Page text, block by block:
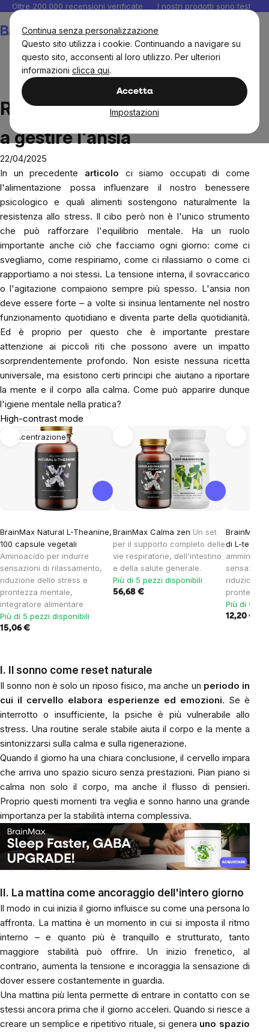
Continua senza personalizzazione
Questo sito utilizza i cookie. Continuando a navigare su
questo sito, acconsenti al loro utilizzo. Per ulteriori
informazioni clicca qui.
Accetta
Impostazioni
Salta
contenuto
Oltre 200.000 recensioni verificate I nostri prodotti sono testati
Rituali quotidiani che aiutano a gestire l'ansia
Rituali quotidiani che aiutano
a gestire l'ansia
22/04/2025
In un precedente articolo ci siamo occupati di come
l'alimentazione possa influenzare il nostro benessere
psicologico e quali alimenti sostengono naturalmente la
resistenza allo stress. Il cibo però non è l'unico strumento
che può rafforzare l'equilibrio mentale. Ha un ruolo
importante anche ciò che facciamo ogni giorno: come ci
svegliamo, come respiriamo, come ci rilassiamo o come ci
rapportiamo a noi stessi. La tensione interna, il sovraccarico
o l'agitazione compaiono sempre più spesso. L'ansia non
deve essere forte – a volte si insinua lentamente nel nostro
funzionamento quotidiano e diventa parte della quotidianità.
Ed è proprio per questo che è importante prestare
attenzione ai piccoli riti che possono avere un impatto
sorprendentemente profondo. Non esiste nessuna ricetta
universale, ma esistono certi principi che aiutano a riportare
la mente e il corpo alla calma. Come può apparire dunque
l'igiene mentale nella pratica?
High-contrast mode
Concentrazione
BrainMax Natural L-Theanine,
100 capsule vegetali
Aminoacido per indurre
sensazioni di rilassamento,
riduzione dello stress e
prontezza mentale,
integratore alimentare
Più di 5 pezzi disponibili
15,06 €
BrainMax Calma zen Un set
per il supporto completo delle
vie respiratorie, dell'intestino
e della salute generale.
Più di 5 pezzi disponibili
56,68 €
BrainMax
di L-
sensazioni
riduzione
prontezza
Più di 5
12,20 €
I. Il sonno come reset naturale
Il sonno non è solo un riposo fisico, ma anche un periodo in
cui il cervello elabora esperienze ed emozioni. Se è
interrotto o insufficiente, la psiche è più vulnerabile allo
stress. Una routine serale stabile aiuta il corpo e la mente a
sintonizzarsi sulla calma e sulla rigenerazione.
Quando il giorno ha una chiara conclusione, il cervello impara
che arriva uno spazio sicuro senza prestazioni. Pian piano si
calma non solo il corpo, ma anche il flusso di pensieri.
Proprio questi momenti tra veglia e sonno hanno una grande
importanza per la stabilità interna complessiva.
II. La mattina come ancoraggio dell'intero giorno
Il modo in cui inizia il giorno influisce su come una persona lo
affronta. La mattina è un momento in cui si imposta il ritmo
interno – e quanto più è tranquillo e strutturato, tanto
maggiore stabilità può offrire. Un inizio frenetico, al
contrario, aumenta la tensione e incoraggia la sensazione di
dover essere costantemente in guardia.
Una mattina più lenta permette di entrare in contatto con se
stessi ancora prima che il giorno acceleri. Quando si riesce a
creare un semplice e ripetitivo rituale, si genera uno spazio